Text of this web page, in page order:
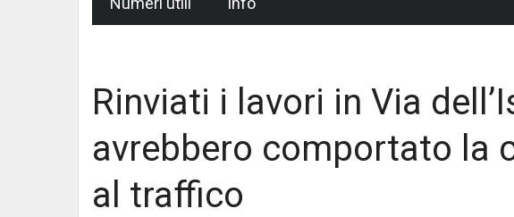
Rinviati i lavori in Via
avrebbero comportato la
al traffico